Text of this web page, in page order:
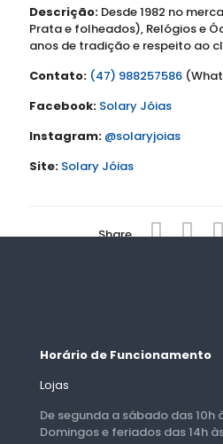
Descrição: Desde 1982 no
Prata e folheados), Relógios e
anos de tradição e respeito ao
Contato: (47) 988257586
Facebook: Solary Jóias
Instagram: @solaryjoias
Site: Solary Jóias
Share
Horário de Funcionamento
Lojas
De segunda a sábado das 10h
Domingos e feriados das 14h